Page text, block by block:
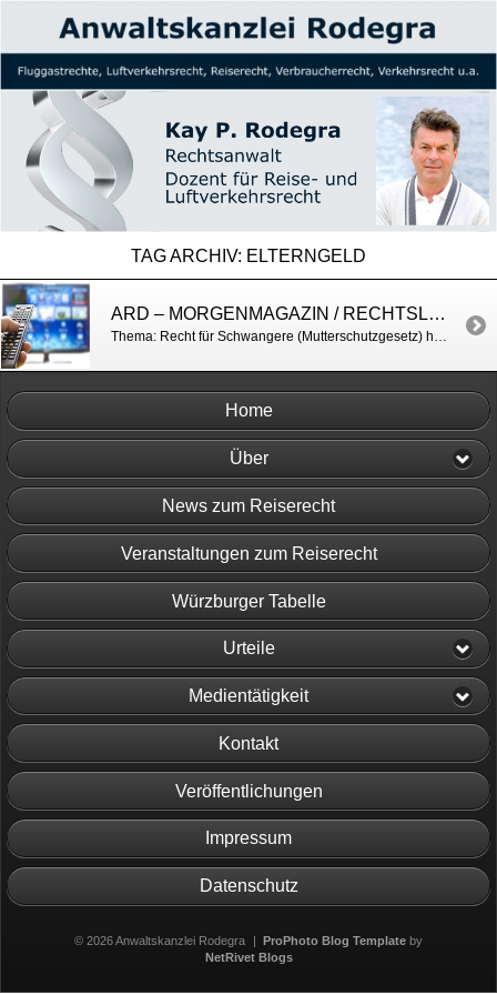
TAG ARCHIV: ELTERNGELD
ARD – MORGENMAGAZIN / RECHTSLAGE IN DER SCHWANGERSCHAFT
Thema: Recht für Schwangere (Mutterschutzgesetz) http://www.daserste.de/information/politik-weltgeschehen/morgenmagazin/videos/service_2603nl_8000-100.html
Home
Über
News zum Reiserecht
Veranstaltungen zum Reiserecht
Würzburger Tabelle
Urteile
Medientätigkeit
Kontakt
Veröffentlichungen
Impressum
Datenschutz
© 2026 Anwaltskanzlei Rodegra | ProPhoto Blog Template by
NetRivet Blogs